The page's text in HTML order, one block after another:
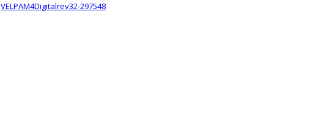
VELPAM4Digitalrev32-297548